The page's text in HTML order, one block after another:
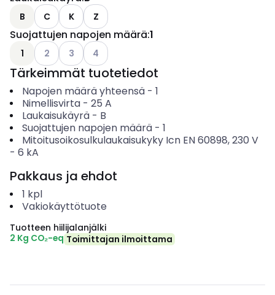
B C K Z
Suojattujen napojen määrä:1
1 Katso käytettävissä olevat vaihtoehdot
2 Katso käytettävissä olevat vaihtoehdot
3 Katso käytettävissä olevat vaihtoehdot
4
Tärkeimmät tuotetiedot
Napojen määrä yhteensä- 1
Nimellisvirta- 25 A
Laukaisukäyrä- B
Suojattujen napojen määrä- 1
Mitoitusoikosulkulaukaisukyky Icn EN 60898, 230 V
- 6 kA
Pakkaus ja ehdot
1 kpl
Vakiokäyttötuote
Tuotteen hiilijalanjälki
2 Kg CO₂-eq Toimittajan ilmoittama